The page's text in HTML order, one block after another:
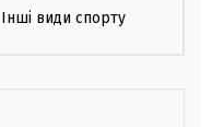
Інші види спорту